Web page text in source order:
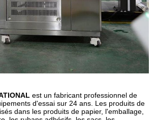
est un fabricant professionnel de
d'essai sur 24 ans. Les produits de
dans les produits de papier, l'emballage,